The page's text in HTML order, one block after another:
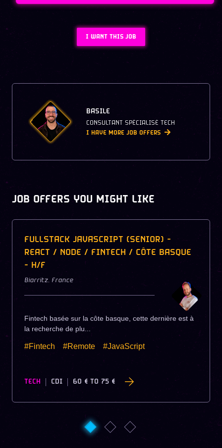
I WANT THIS JOB
BASILE
CONSULTANT SPÉCIALISÉ TECH
I HAVE MORE JOB OFFERS
JOB OFFERS YOU MIGHT LIKE
FULLSTACK JAVASCRIPT (SENIOR) -
REACT / NODE / FINTECH / CÔTE BASQUE
- H/F
Biarritz, France
Fintech basée sur la côte basque, cette dernière est à
la recherche de plu...
#Fintech #Remote #JavaScript
TECH CDI 60 € TO 75 €